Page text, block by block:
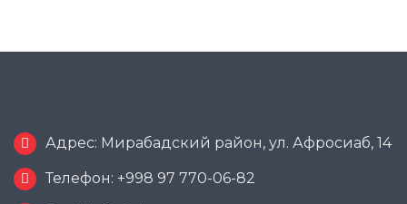
Адрес: Мирабадский район, ул. Афросиаб, 14
Телефон: +998 97 770-06-82